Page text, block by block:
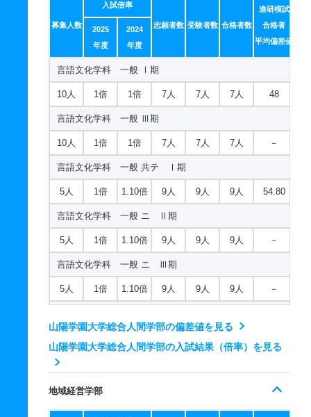
募集人数
入試倍率
志願者数 受験者数 合格者数
進研模試
合格者
平均偏差値
2025
年度
2024
年度
言語文化学科 一般 Ⅰ期
10人 1倍 1倍 7人 7人 7人 48
言語文化学科 一般 Ⅲ期
10人 1倍 1倍 7人 7人 7人 －
言語文化学科 一般 共テ Ⅰ期
5人 1倍 1.10倍 9人 9人 9人 54.80
言語文化学科 一般 ニ Ⅱ期
5人 1倍 1.10倍 9人 9人 9人 －
言語文化学科 一般 ニ Ⅲ期
5人 1倍 1.10倍 9人 9人 9人 －
ビジネス心理学科 一般 Ⅰ期
5人 1倍 －
ビジネス心理学科 一般 Ⅲ期
山陽学園大学総合人間学部の偏差値を見る
山陽学園大学総合人間学部の入試結果（倍率）を見る
地域経営学部